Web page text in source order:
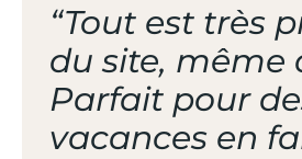
“Tout est très
du site, même
Parfait pour
vacances en